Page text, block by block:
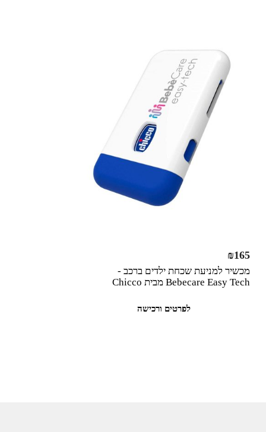
מכשיר למניעת שכחת ילדים ברכב -
Bebecare Easy Tech מבית Chicco
₪165
לפרטים ורכישה